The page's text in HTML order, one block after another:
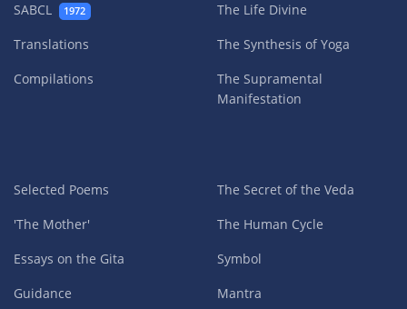
SABCL 1972
Translations
Compilations
The Life Divine
The Synthesis of Yoga
The Supramental
Manifestation
Selected Poems
'The Mother'
Essays on the Gita
Guidance
The Secret of the Veda
The Human Cycle
Symbol
Mantra